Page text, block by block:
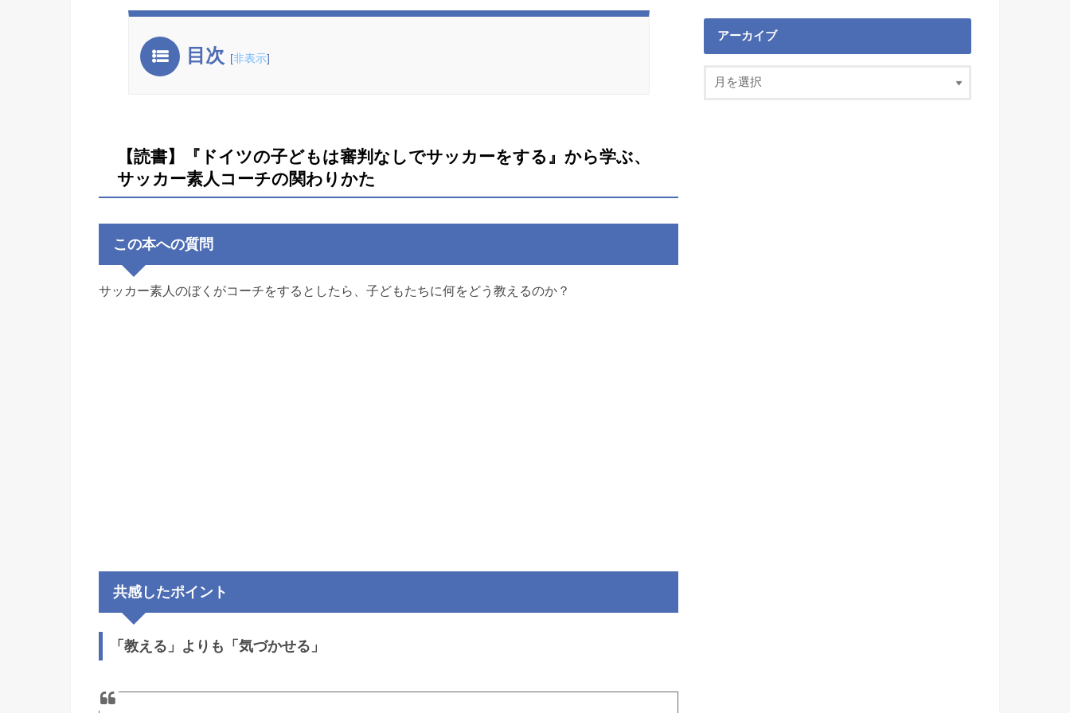
目次 [非表示]
【読書】『ドイツの子どもは審判なしでサッカーをする』から学ぶ、
サッカー素人コーチの関わりかた
この本への質問
サッカー素人のぼくがコーチをするとしたら、子どもたちに何をどう教えるのか？
共感したポイント
「教える」よりも「気づかせる」
アーカイブ